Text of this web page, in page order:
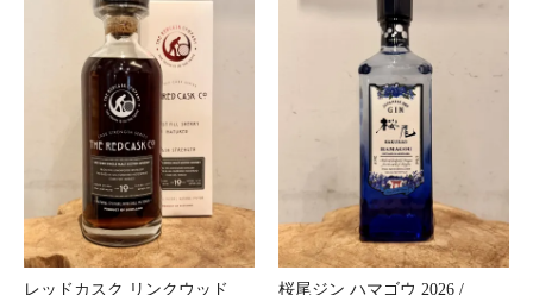
レッドカスク リンクウッド 桜尾ジン ハマゴウ 2026 /